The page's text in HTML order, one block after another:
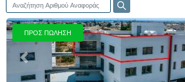
ΠΡΟΣ ΠΩΛΗΣΗ
Προηγούμενο